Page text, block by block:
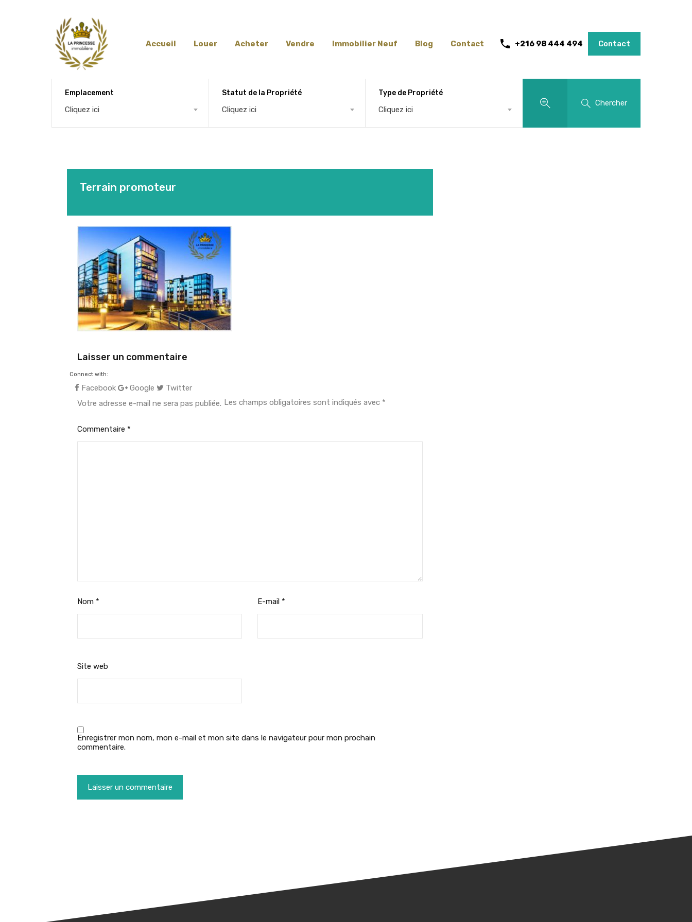
Accueil Louer Acheter Vendre Immobilier Neuf Blog Contact +216 98 444 494 Contact
Emplacement
Cliquez ici
Statut de la Propriété
Cliquez ici
Type de Propriété
Cliquez ici
Chercher
Terrain promoteur
Laisser un commentaire
Connect with:
Facebook Google
Twitter
Votre adresse e-mail ne sera pas publiée. Les champs obligatoires sont indiqués avec *
Commentaire *
Nom * E-mail *
Site web
Enregistrer mon nom, mon e-mail et mon site dans le navigateur pour mon prochain
commentaire.